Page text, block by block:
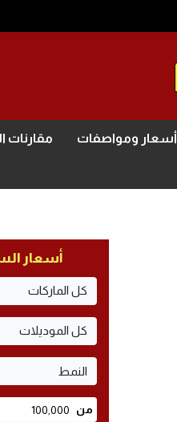
أسعار ومواصفات مقارنات
أسعار
كل الماركات
كل الموديلات
النمط